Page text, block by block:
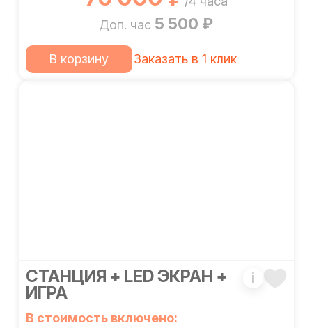
Доп. час 5 500 ₽
В корзину Заказать в 1 клик
СТАНЦИЯ + LED ЭКРАН +
ИГРА
i
В стоимость включено: